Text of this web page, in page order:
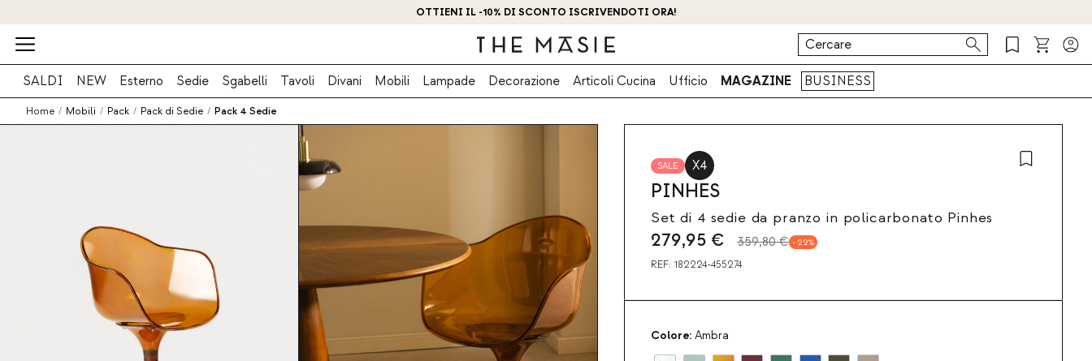
OTTIENI IL -10% DI SCONTO ISCRIVENDOTI ORA!
SALDI NEW Esterno Sedie Sgabelli Tavoli Divani Mobili Lampade Decorazione Articoli Cucina Ufficio MAGAZINE BUSINESS
Home / Mobili / Pack / Pack di Sedie / Pack 4 Sedie
SALE X4
PINHES
Set di 4 sedie da pranzo in policarbonato Pinhes
279,95 € 359,80 € 22
REF: 182224-455274
Colore: Ambra